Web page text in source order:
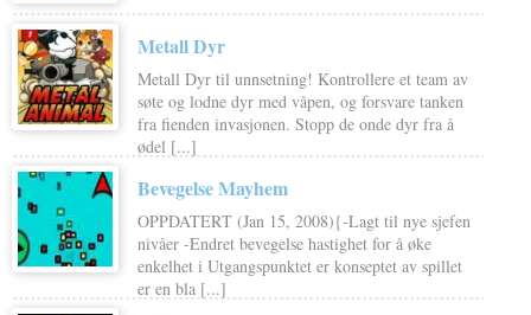
Metall Dyr
Metall Dyr til unnsetning! Kontrollere et team av
søte og lodne dyr med våpen, og forsvare tanken
fra fienden invasjonen. Stopp de onde dyr fra å
ødel [...]
Bevegelse Mayhem
OPPDATERT (Jan 15, 2008){-Lagt til nye sjefen
nivåer -Endret bevegelse hastighet for å øke
enkelhet i Utgangspunktet er konseptet av spillet
er en bla [...]